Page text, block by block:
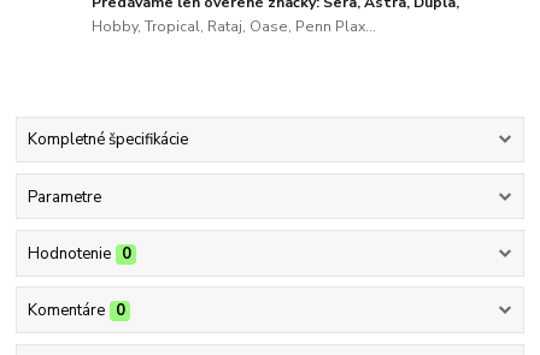
Hobby, Tropical, Rataj, Oase, Penn Plax...
Kompletné špecifikácie
Parametre
Hodnotenie 0
Komentáre 0